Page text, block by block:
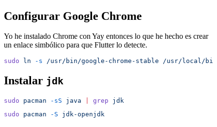
Configurar Google Chrome
Yo he instalado Chrome con Yay entonces lo que he hecho es crear
un enlace simbólico para que Flutter lo detecte.
sudo ln -s /usr/bin/google-chrome-stable /usr/local/bin/
Instalar jdk
sudo pacman -sS java grep jdk
sudo pacman -S jdk-openjdk